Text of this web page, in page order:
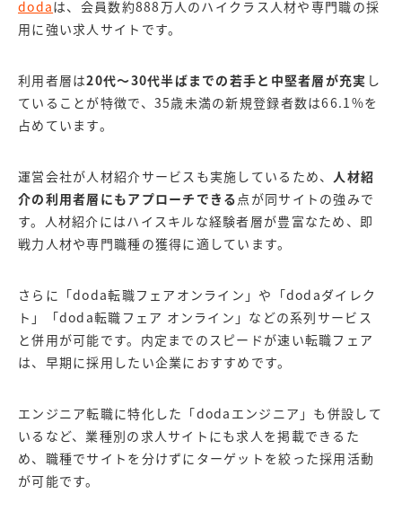
dodaは、会員数約888万人のハイクラス人材や専門職の採
用に強い求人サイトです。
利用者層は20代～30代半ばまでの若手と中堅者層が充実 し
ていることが特徴で、35歳未満の新規登録者数は66.1%を
占めています。
運営会社が人材紹介サービスも実施しているため、 人材紹
介の利用者層にもアプローチできる点が同サイトの強みで
す。人材紹介にはハイスキルな経験者層が豊富なため、即
戦力人材や専門職種の獲得に適しています。
さらに「doda転職フェアオンライン」や「dodaダイレク
ト」「doda転職フェア オンライン」などの系列サービス
と併用が可能です。内定までのスピードが速い転職フェア
は、早期に採用したい企業におすすめです。
エンジニア転職に特化した「dodaエンジニア」も併設して
いるなど、業種別の求人サイトにも求人を掲載できるた
め、職種でサイトを分けずにターゲットを絞った採用活動
が可能です。